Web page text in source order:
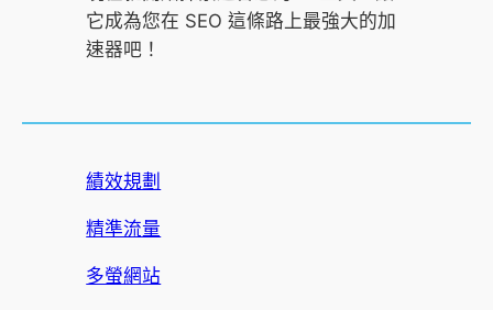
它成為您在 SEO 這條路上最強大的加
速器吧！
績效規劃
精準流量
多螢網站